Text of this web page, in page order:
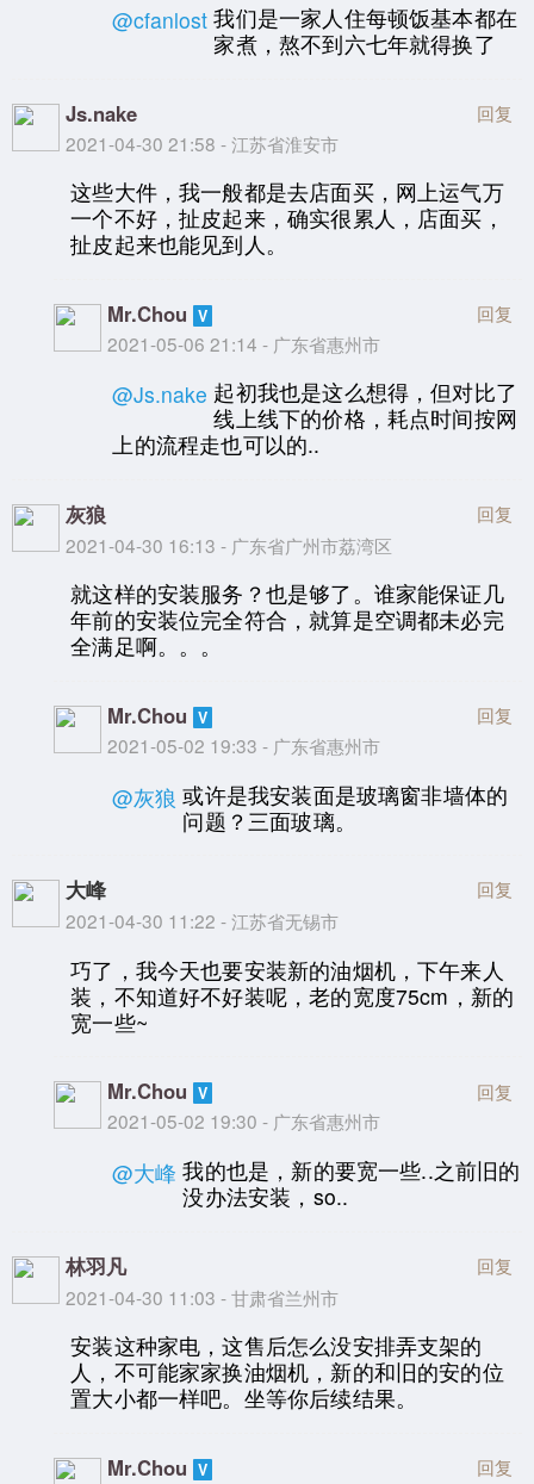
@cfanlost 我们是一家人住每顿饭基本都在
家煮，熬不到六七年就得换了
Js.nake
2021-04-30 21:58 - 江苏省淮安市
回复
这些大件，我一般都是去店面买，网上运气万
一个不好，扯皮起来，确实很累人，店面买，
扯皮起来也能见到人。
Mr.Chou
2021-05-06 21:14 - 广东省惠州市
回复
@Js.nake 起初我也是这么想得，但对比了
线上线下的价格，耗点时间按网
上的流程走也可以的..
灰狼
2021-04-30 16:13 - 广东省广州市荔湾区
回复
就这样的安装服务？也是够了。谁家能保证几
年前的安装位完全符合，就算是空调都未必完
全满足啊。。。
Mr.Chou
2021-05-02 19:33 - 广东省惠州市
回复
@灰狼 或许是我安装面是玻璃窗非墙体的
问题？三面玻璃。
大峰
2021-04-30 11:22 - 江苏省无锡市
回复
巧了，我今天也要安装新的油烟机，下午来人
装，不知道好不好装呢，老的宽度75cm，新的
宽一些~
Mr.Chou
2021-05-02 19:30 - 广东省惠州市
回复
@大峰 我的也是，新的要宽一些..之前旧的
没办法安装，so..
林羽凡
2021-04-30 11:03 - 甘肃省兰州市
回复
安装这种家电，这售后怎么没安排弄支架的
人，不可能家家换油烟机，新的和旧的安的位
置大小都一样吧。坐等你后续结果。
Mr.Chou 回复